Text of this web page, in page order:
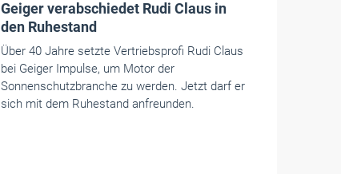
Geiger verabschiedet Rudi Claus in
den Ruhestand
Über 40 Jahre setzte Vertriebsprofi Rudi Claus
bei Geiger Impulse, um Motor der
Sonnenschutzbranche zu werden. Jetzt darf er
sich mit dem Ruhestand anfreunden.